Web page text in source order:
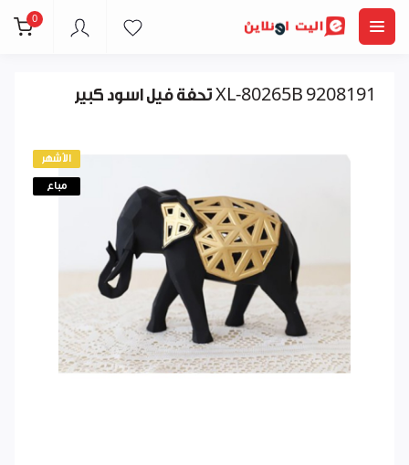
0
تحفة فيل اسود كبير XL-80265B 9208191
الأشهر
مباع